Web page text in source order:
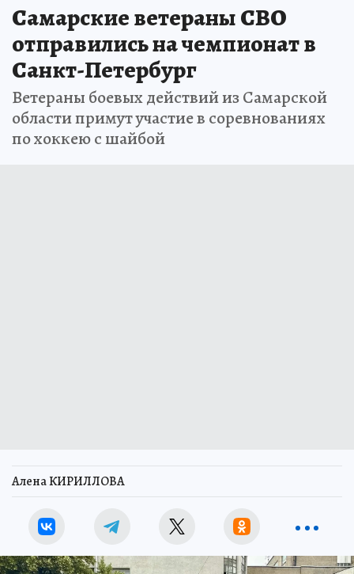
Самарские ветераны СВО
отправились на чемпионат в
Санкт-Петербург
Ветераны боевых действий из Самарской
области примут участие в соревнованиях
по хоккею с шайбой
Алена КИРИЛЛОВА